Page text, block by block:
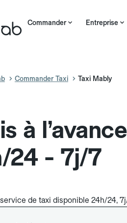
Commander Entreprise
Commander Taxi Taxi Mably
à
24 - 7j/7
de taxi disponible 24h/24,